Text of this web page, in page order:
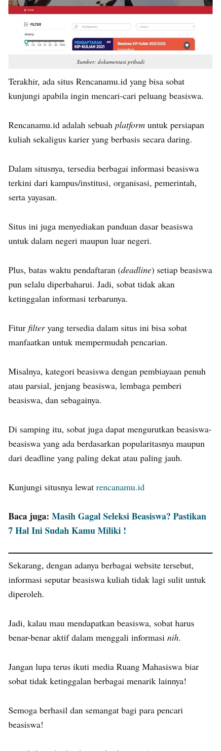
Sumber: dokumentasi pribadi
Terakhir, ada situs Rencanamu.id yang bisa sobat
kunjungi apabila ingin mencari-cari peluang beasiswa.
Rencanamu.id adalah sebuah platform untuk persiapan
kuliah sekaligus karier yang berbasis secara daring.
Dalam situsnya, tersedia berbagai informasi beasiswa
terkini dari kampus/institusi, organisasi, pemerintah,
serta yayasan.
Situs ini juga menyediakan panduan dasar beasiswa
untuk dalam negeri maupun luar negeri.
Plus, batas waktu pendaftaran (deadline) setiap beasiswa
pun selalu diperbaharui. Jadi, sobat tidak akan
ketinggalan informasi terbarunya.
Fitur filteryang tersedia dalam situs ini bisa sobat
manfaatkan untuk mempermudah pencarian.
Misalnya, kategori beasiswa dengan pembiayaan penuh
atau parsial, jenjang beasiswa, lembaga pemberi
beasiswa, dan sebagainya.
Di samping itu, sobat juga dapat mengurutkan beasiswa-
beasiswa yang ada berdasarkan popularitasnya maupun
dari deadline yang paling dekat atau paling jauh.
Kunjungi situsnya lewat rencanamu.id
Baca juga: Masih Gagal Seleksi Beasiswa? Pastikan
7 Hal Ini Sudah Kamu Miliki !
Sekarang, dengan adanya berbagai website tersebut,
informasi seputar beasiswa kuliah tidak lagi sulit untuk
diperoleh.
Jadi, kalau mau mendapatkan beasiswa, sobat harus
benar-benar aktif dalam menggali informasi nih.
Jangan lupa terus ikuti media Ruang Mahasiswa biar
sobat tidak ketinggalan berbagai menarik lainnya!
Semoga berhasil dan semangat bagi para pencari
beasiswa!